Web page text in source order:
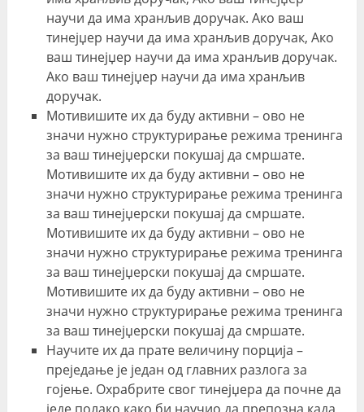
научи да има хранљив доручак. Ако ваш
тинејџер научи да има хранљив доручак, Ако
ваш тинејџер научи да има хранљив доручак.
Ако ваш тинејџер научи да има хранљив
доручак.
Мотивишите их да буду активни – ово не
значи нужно структурирање режима тренинга
за ваш тинејџерски покушај да смршате.
Мотивишите их да буду активни – ово не
значи нужно структурирање режима тренинга
за ваш тинејџерски покушај да смршате.
Мотивишите их да буду активни – ово не
значи нужно структурирање режима тренинга
за ваш тинејџерски покушај да смршате.
Мотивишите их да буду активни – ово не
значи нужно структурирање режима тренинга
за ваш тинејџерски покушај да смршате.
Научите их да прате величину порција –
преједање је један од главних разлога за
гојење. Охрабрите свог тинејџера да почне да